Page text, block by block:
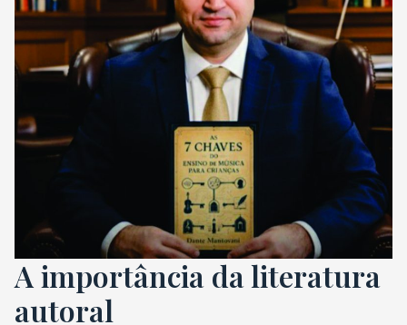
A importância da literatura
autoral